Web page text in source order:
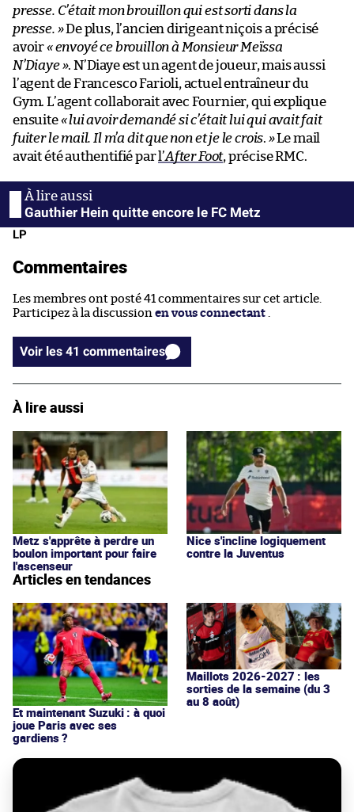
presse. C’était mon brouillon qui est sorti dans la
presse. »De plus, l’ancien dirigeant niçois a précisé
avoir« envoyé ce brouillon à Monsieur Meïssa
N’Diaye ». N’Diaye est un agent de joueur, mais aussi
l’agent de Francesco Farioli, actuel entraîneur du
Gym. L’agent collaborait avec Fournier, qui explique
ensuite« lui avoir demandé si c’était lui qui avait fait
fuiter le mail. Il m’a dit que non et je le crois. »Le mail
avait été authentifié parl’After Foot, précise RMC.
Gauthier Hein quitte encore le FC Metz
LP
Commentaires
Les membres ont posté 41 commentaires sur cet article.
Participez à la discussion en vous connectant
Voir les 41 commentaires
À lire aussi
Metz s'apprête à perdre un
boulon important pour faire
l'ascenseur
Nice s'incline logiquement
contre la Juventus
Articles en tendances
Et maintenant Suzuki : à quoi
joue Paris avec ses
gardiens ?
Maillots 2026-2027 : les
sorties de la semaine (du 3
au 8 août)